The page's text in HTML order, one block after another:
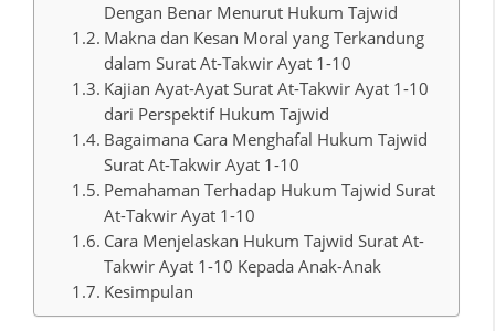
Dengan Benar Menurut Hukum Tajwid
Makna dan Kesan Moral yang Terkandung
dalam Surat At-Takwir Ayat 1-10
Kajian Ayat-Ayat Surat At-Takwir Ayat 1-10
dari Perspektif Hukum Tajwid
Bagaimana Cara Menghafal Hukum Tajwid
Surat At-Takwir Ayat 1-10
Pemahaman Terhadap Hukum Tajwid Surat
At-Takwir Ayat 1-10
Cara Menjelaskan Hukum Tajwid Surat At-
Takwir Ayat 1-10 Kepada Anak-Anak
Kesimpulan